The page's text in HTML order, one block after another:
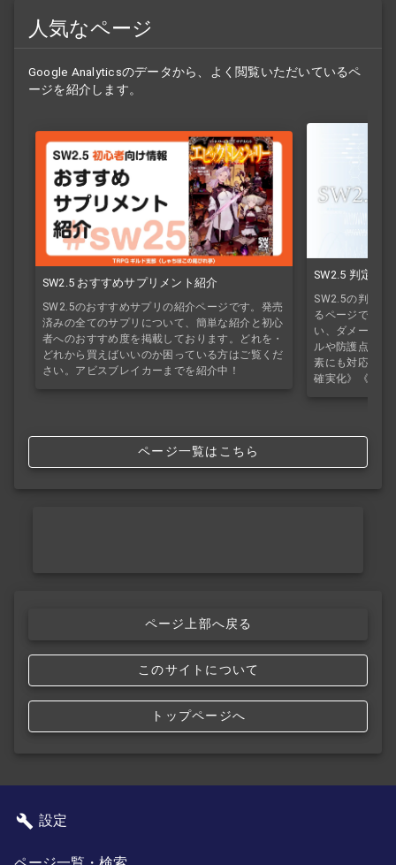
人気なページ
Google Analyticsのデータから、よく閲覧いただいているペ
ージを紹介します。
SW2.5 おすすめサプリメント紹介
SW2.5のおすすめサプリの紹介ページです。発売
済みの全てのサプリについて、簡単な紹介と初心
者へのおすすめ度を掲載しております。どれを・
どれから買えばいいのか困っている方はご覧くだ
さい。アビスブレイカーまでを紹介中！
SW2.5 判定シ
SW2.5の判定や
るページです。
い、ダメージの
ルや防護点、半
素にも対応して
確実化》《魔法
ページ一覧はこちら
ページ上部へ戻る
このサイトについて
トップページへ
設定